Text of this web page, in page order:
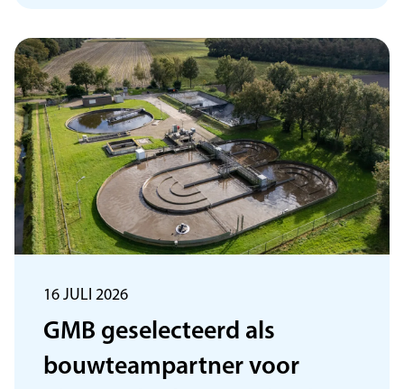
GMB geselecteerd als
bouwteampartner voor
16 JULI 2026